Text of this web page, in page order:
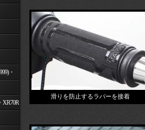
・
XR70R
滑りを防止するラバーを接着